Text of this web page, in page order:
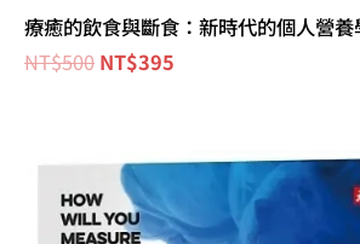
療癒的飲食與斷食：新時代的個人營養
NT$500 NT$395
原
始
價
格：
目
價
格：